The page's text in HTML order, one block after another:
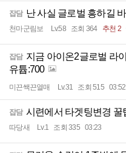
잡담 난 사실 글로벌 흥하길
천마군림보 Lv.58 조회 364 추천 2
잡담 지금 아이온2글로벌 라
유튭:700
미끈쌕끈열매 Lv.31 조회 515 03:52
잡담 시련에서 타겟팅변경 꿀
따당새 Lv.1 조회 335 03:23